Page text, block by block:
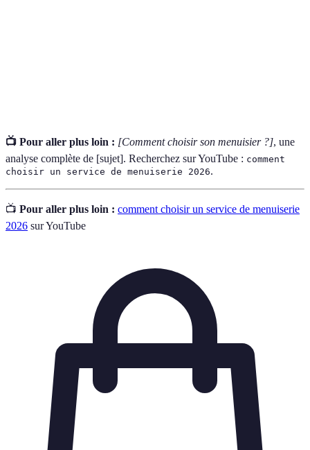
📺 Pour aller plus loin : [Comment choisir son menuisier ?], une
analyse complète de [sujet]. Recherchez sur YouTube : comment
choisir un service de menuiserie 2026.
📺 Pour aller plus loin : comment choisir un service de menuiserie
2026 sur YouTube